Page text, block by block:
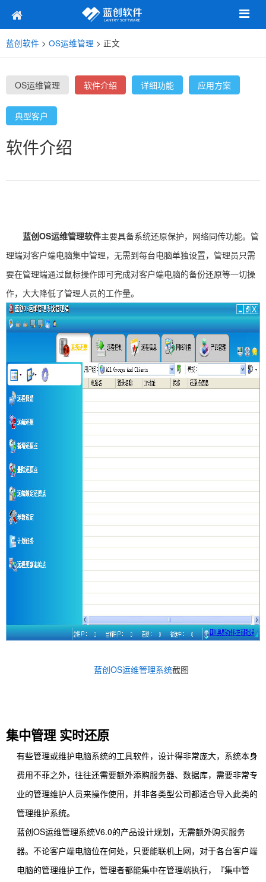
蓝创软件 > OS运维管理 > 正文
OS运维管理 软件介绍 详细功能 应用方案
典型客户
软件介绍
蓝创OS运维管理软件主要具备系统还原保护，网络同传功能。管
理端对客户端电脑集中管理，无需到每台电脑单独设置，管理员只需
要在管理端通过鼠标操作即可完成对客户端电脑的备份还原等一切操
作，大大降低了管理人员的工作量。
蓝创OS运维管理系统截图
集中管理 实时还原
有些管理或维护电脑系统的工具软件，设计得非常庞大， 系统本身
费用不菲之外，往往还需要额外添购服务器、数据库，需要非常专
业的管理维护人员来操作使用，并非各类型公司都适合导入此类的
管理维护系统。
蓝创OS运维管理系统V6.0的产品设计规划， 无需额外购买服务
器。 不论客户端电脑位在何处，只要能联机上网，对于各台客户端
电脑的管理维护工作，管理者都能集中在管理端执行， 『集中管